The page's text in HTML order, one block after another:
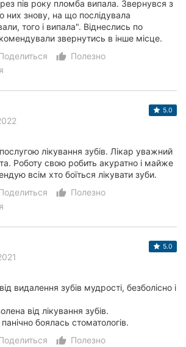
пів року пломба випала. Звернувся з
них знову, на що послідувала
того і випала". Віднеслись по
звернутись в інше місце.
thumb_up_alt
Полезно
5.0
лікування зубів. Лікар уважний
Роботу свою робить акуратно і майже
всім хто боїться лікувати зуби.
thumb_up_alt
Полезно
5.0
видалення зубів мудрості, безболісно і
від лікування зубів.
боялась стоматологів.
thumb_up_alt
Полезно